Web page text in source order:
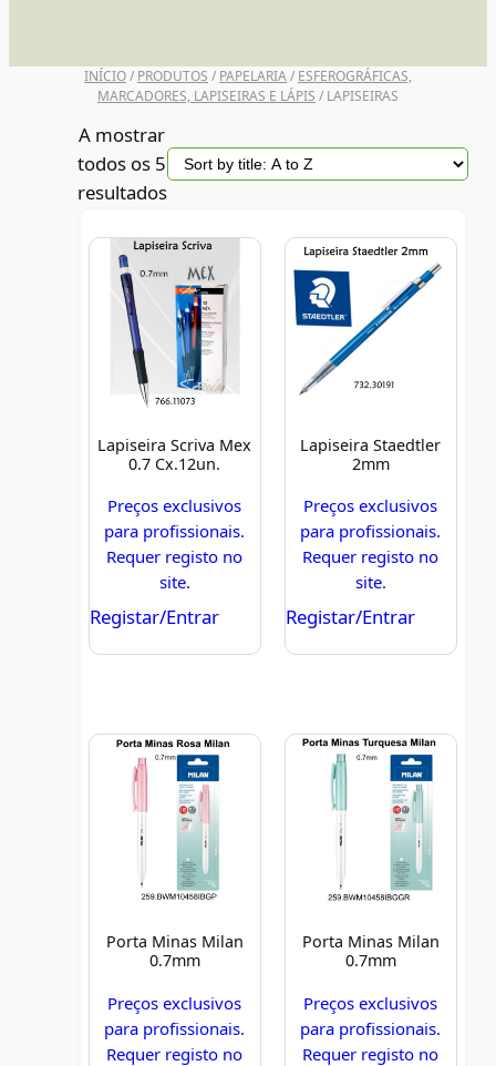
INÍCIO/ PRODUTOS / PAPELARIA/ ESFEROGRÁFICAS,
MARCADORES, LAPISEIRAS E LÁPIS / LAPISEIRAS
A mostrar
todos os 5
resultados
Lapiseira Scriva Mex
0.7 Cx.12un.
Preços exclusivos
para profissionais.
Requer registo no
site.
Registar/Entrar
Lapiseira Staedtler
2mm
Preços exclusivos
para profissionais.
Requer registo no
site.
Registar/Entrar
Porta Minas Milan
0.7mm
Preços exclusivos
para profissionais.
Requer registo no
Porta Minas Milan
0.7mm
Preços exclusivos
para profissionais.
Requer registo no